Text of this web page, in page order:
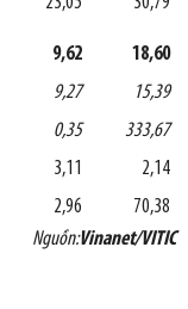
9,62
18,60
9,27
15,39
0,35
333,67
3,11
2,14
2,96
70,38
Nguồn:Vinanet/VITIC